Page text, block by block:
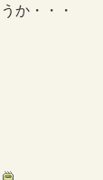
か・・・